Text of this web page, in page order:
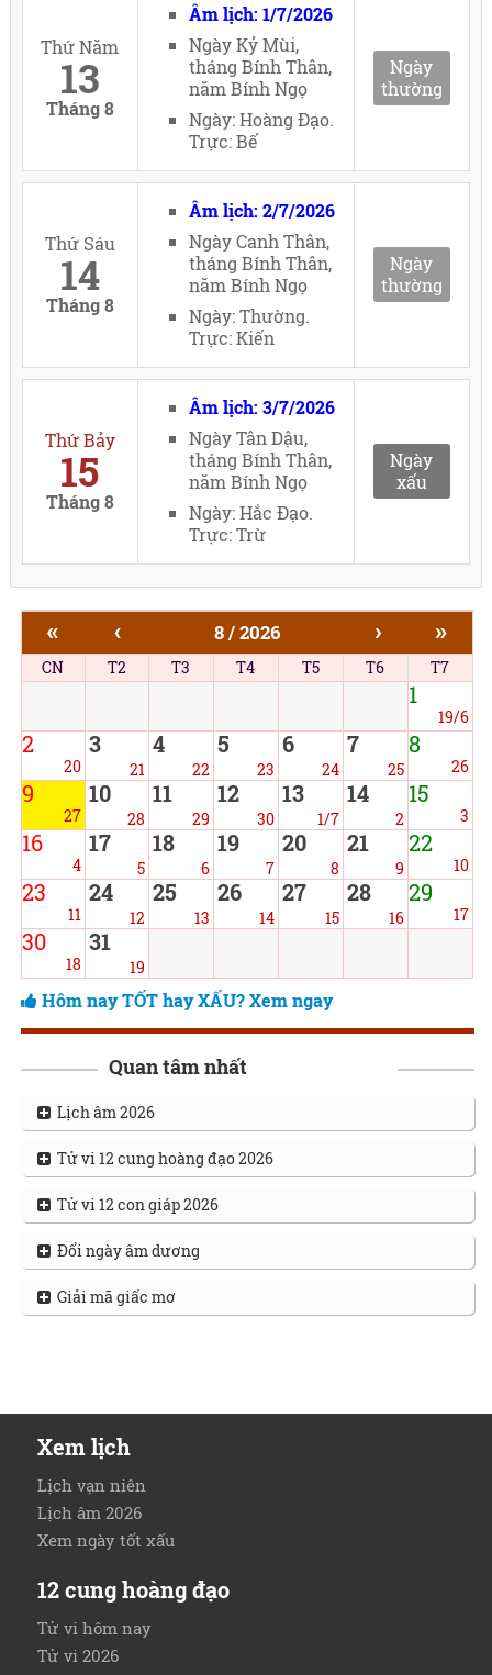
Thứ Năm
13
Tháng 8
Âm lịch: 1/7/2026
Ngày Kỷ Mùi,
tháng Bính Thân,
năm Bính Ngọ
Ngày: Hoàng Đạo.
Trực: Bế
Ngày
thường
Thứ Sáu
14
Tháng 8
Âm lịch: 2/7/2026
Ngày Canh Thân,
tháng Bính Thân,
năm Bính Ngọ
Ngày: Thường.
Trực: Kiến
Ngày
thường
Thứ Bảy
15
Tháng 8
Âm lịch: 3/7/2026
Ngày Tân Dậu,
tháng Bính Thân,
năm Bính Ngọ
Ngày: Hắc Đạo.
Trực: Trừ
Ngày
xấu
« ‹ 8 / 2026 › »
CN T2 T3 T4 T5 T6 T7
1
19/6
2
20
3
21
4
22
5
23
6
24
7
25
8
26
9
27
10
28
11
29
12
30
13
1/7
14
2
15
3
16
4
17
5
18
6
19
7
20
8
21
9
22
10
23
11
24
12
25
13
26
14
27
15
28
16
29
17
30
18
31
19
Hôm nay TỐT hay XẤU? Xem ngay
Quan tâm nhất
Lịch âm 2026
Tử vi 12 cung hoàng đạo 2026
Tử vi 12 con giáp 2026
Đổi ngày âm dương
Giải mã giấc mơ
Xem lịch
Lịch vạn niên
Lịch âm 2026
Xem ngày tốt xấu
12 cung hoàng đạo
Tử vi hôm nay
Tử vi 2026